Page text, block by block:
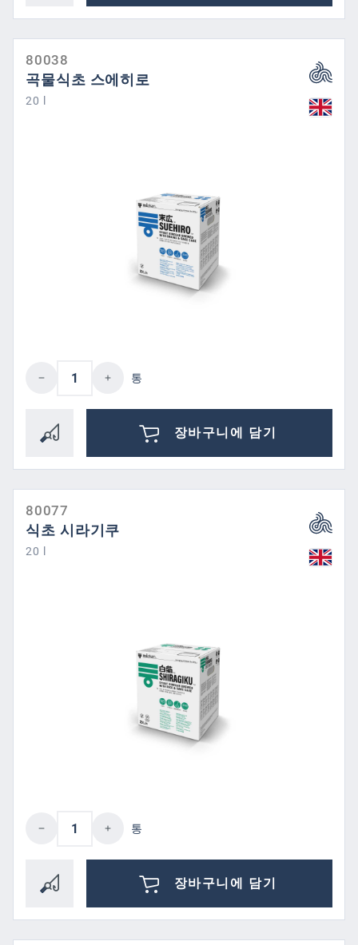
80038
곡물식초 스에히로
20 l
제품 수량: 원하는 값을 입력하거나 버튼
통
장바구니에 담기
80077
식초 시라기쿠
20 l
제품 수량: 원하는 값을 입력하거나 버튼
통
장바구니에 담기